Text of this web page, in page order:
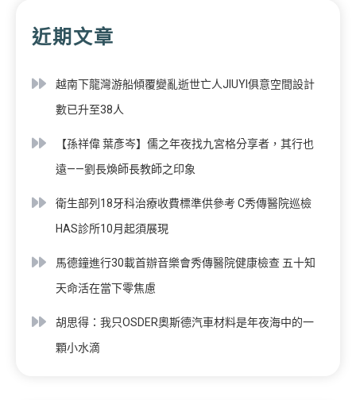
近期文章
越南下龍灣游船傾覆變亂逝世亡人JIUYI俱意空間設計
數已升至38人
【孫祥偉 葉彥岑】儒之年夜找九宮格分享者，其行也
遠——劉長煥師長教師之印象
衛生部列18牙科治療收費標準供參考 C秀傳醫院巡檢
HAS診所10月起須展現
馬德鐘進行30載首辦音樂會秀傳醫院健康檢查 五十知
天命活在當下零焦慮
胡思得：我只OSDER奧斯德汽車材料是年夜海中的一
顆小水滴